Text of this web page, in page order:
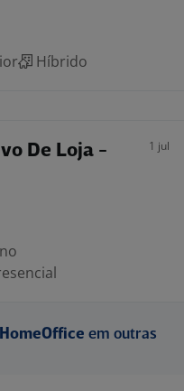
Híbrido
De Loja -
1 jul
em outras